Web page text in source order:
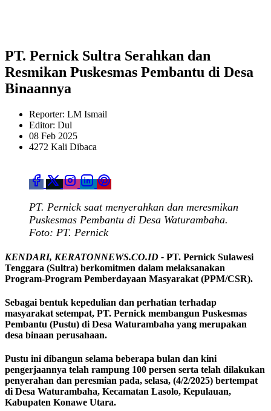
PT. Pernick Sultra Serahkan dan
Resmikan Puskesmas Pembantu di Desa
Binaannya
Reporter: LM Ismail
Editor: Dul
08 Feb 2025
4272 Kali Dibaca
PT. Pernick saat menyerahkan dan meresmikan
Puskesmas Pembantu di Desa Waturambaha.
Foto: PT. Pernick
KENDARI, KERATONNEWS.CO.ID - PT. Pernick Sulawesi
Tenggara (Sultra) berkomitmen dalam melaksanakan
Program-Program Pemberdayaan Masyarakat (PPM/CSR).
Sebagai bentuk kepedulian dan perhatian terhadap
masyarakat setempat, PT. Pernick membangun Puskesmas
Pembantu (Pustu) di Desa Waturambaha yang merupakan
desa binaan perusahaan.
Pustu ini dibangun selama beberapa bulan dan kini
pengerjaannya telah rampung 100 persen serta telah dilakukan
penyerahan dan peresmian pada, selasa, (4/2/2025) bertempat
di Desa Waturambaha, Kecamatan Lasolo, Kepulauan,
Kabupaten Konawe Utara.